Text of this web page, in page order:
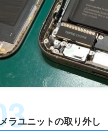
ラユニットの取り外し